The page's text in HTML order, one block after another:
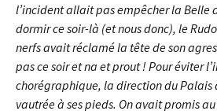
l’incident allait pas empêcher la Belle
dormir ce soir-là (et nous donc), le
nerfs avait réclamé la tête de son
pas ce soir et na et prout ! Pour éviter
chorégraphique, la direction du Palais
vautrée à ses pieds. On avait promis